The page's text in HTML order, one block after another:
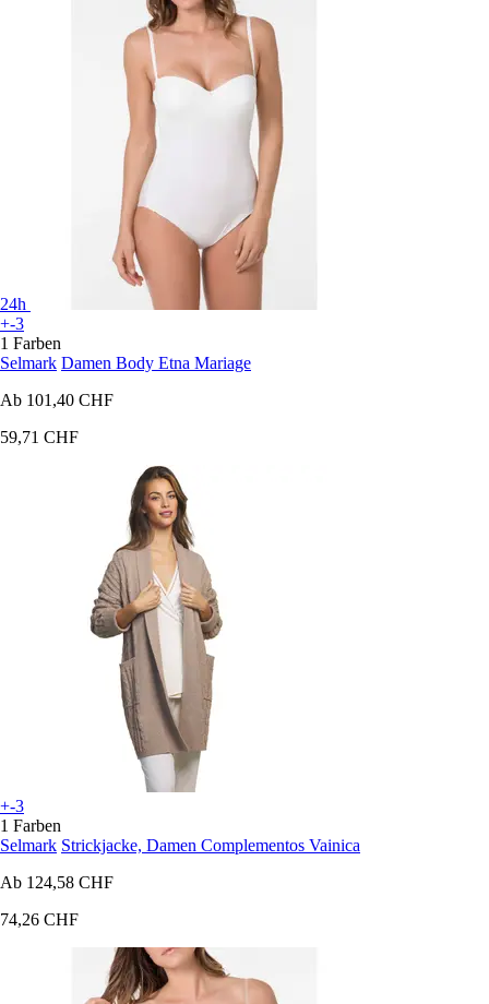
24h
+-3
1 Farben
Selmark Damen Body Etna Mariage
Ab 101,40 CHF
59,71 CHF
+-3
1 Farben
Selmark Strickjacke, Damen Complementos Vainica
Ab 124,58 CHF
74,26 CHF